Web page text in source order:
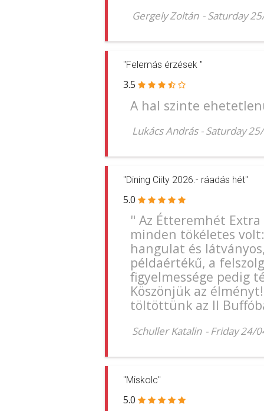
Gergely Zoltán -Saturday
"Felemás érzések "
3.5
A hal szinte
Lukács András -Saturday
"Dining Ciity 2026.- ráadás hét"
5.0
" Az Étteremhét
minden tökéletes
hangulat és
példaértékű, a
figyelmessége pedig
Köszönjük az
töltöttünk az Il
Schuller Katalin - Friday 24/
"Miskolc"
5.0